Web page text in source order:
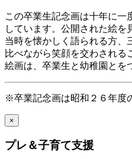
この卒業生記念画は十年に一
しています。公開された絵
当時を懐かしく語られる方、
比べながら笑顔を交わされる
絵画は、卒業生と幼稚園とを
※卒業記念画は昭和２６年度
×
プレ＆子育て支援